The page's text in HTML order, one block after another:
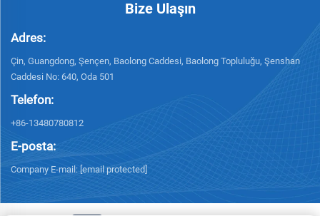
Bize Ulaşın
Adres:
Çin, Guangdong, Şençen, Baolong Caddesi, Baolong Topluluğu, Şenshan
Caddesi No: 640, Oda 501
Telefon:
+86-13480780812
E-posta:
Company E-mail: [email protected]